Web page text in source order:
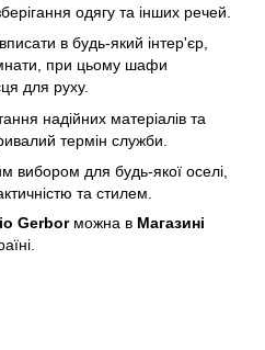
одягу та інших речей.
в будь-який інтер'єр,
при цьому шафи
для руху.
надійних матеріалів та
термін служби.
вибором для будь-якої оселі,
та стилем.
Gerborможна в Магазині